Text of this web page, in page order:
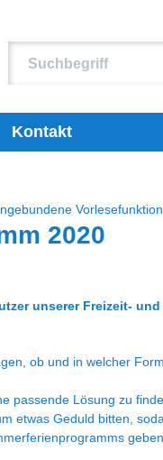
Kontakt
Vorlesefunktion
2020
unserer Freizeit- und
ob und in welcher
passende Lösung zu
etwas Geduld bitten,